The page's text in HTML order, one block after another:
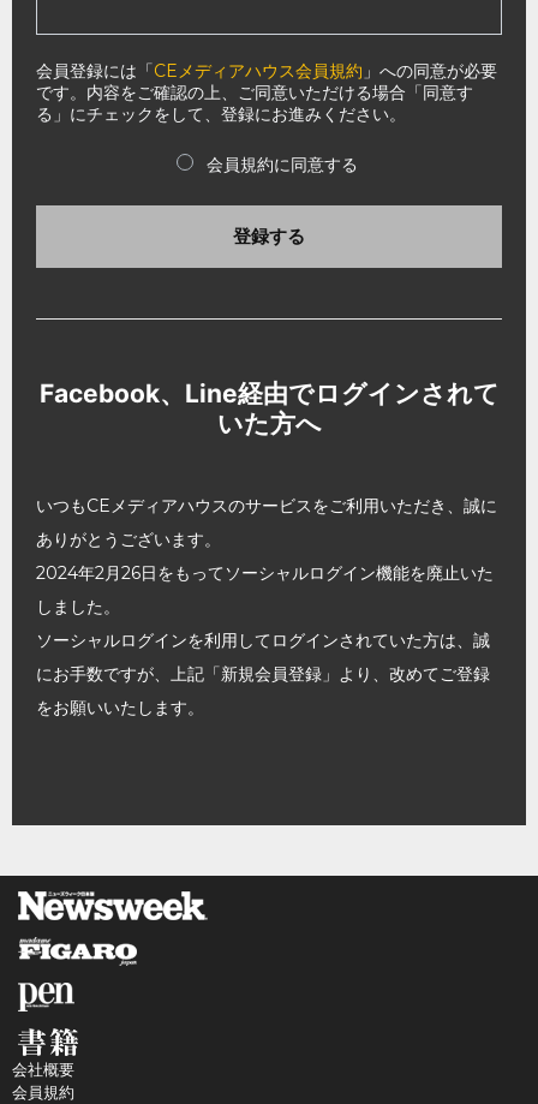
会員登録には「CEメディアハウス会員規約 」への同意が必要
です。内容をご確認の上、ご同意いただける場合「同意す
る」にチェックをして、登録にお進みください。
会員規約に同意する
登録する
Facebook、Line経由でログインされて
いた方へ
いつもCEメディアハウスのサービスをご利用いただき、誠に
ありがとうございます。
2024年2月26日をもってソーシャルログイン機能を廃止いた
しました。
ソーシャルログインを利用してログインされていた方は、誠
にお手数ですが、上記「新規会員登録」より、改めてご登録
をお願いいたします。
会社概要
会員規約